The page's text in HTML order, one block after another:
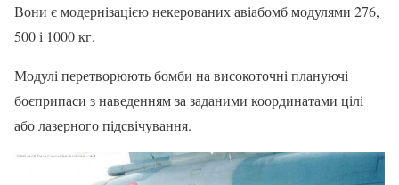
Вони є модернізацією некерованих авіабомб модулями 276,
500 і 1000 кг.
Модулі перетворюють бомби на високоточні плануючі
боєприпаси з наведенням за заданими координатами цілі
або лазерного підсвічування.